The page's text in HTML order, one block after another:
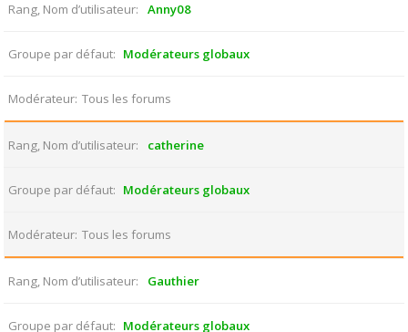
Rang, Nom d’utilisateur Anny08
Groupe par défaut Modérateurs globaux
Modérateur Tous les forums
Rang, Nom d’utilisateur catherine
Groupe par défaut Modérateurs globaux
Modérateur Tous les forums
Rang, Nom d’utilisateur Gauthier
Groupe par défaut Modérateurs globaux